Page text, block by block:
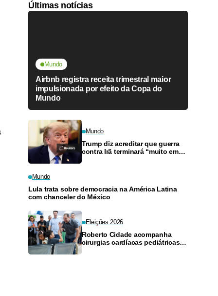
Últimas notícias
Mundo
Airbnb registra receita trimestral maior
impulsionada por efeito da Copa do
Mundo
Mundo
Trump diz acreditar que guerra
contra Irã terminará “muito em
Mundo
Lula trata sobre democracia na América Latina
com chanceler do México
Eleições 2026
Roberto Cidade acompanha
cirurgias cardíacas pediátricas